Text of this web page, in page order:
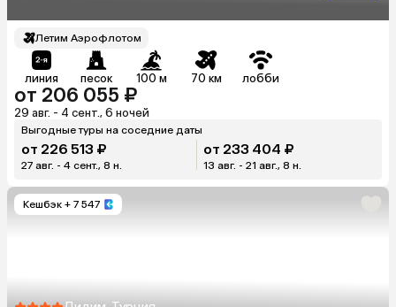
Летим Аэрофлотом
линия песок 100 м 70 км лобби
от 206 055 ₽
29 авг. - 4 сент., 6 ночей
Выгодные туры на соседние даты
от 226 513 ₽
27 авг. - 4 сент., 8 н.
от 233 404 ₽
13 авг. - 21 авг., 8 н.
Кешбэк + 7 547